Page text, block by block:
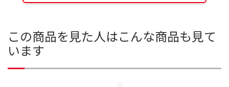
この商品を見た人はこんな商品も見て
います